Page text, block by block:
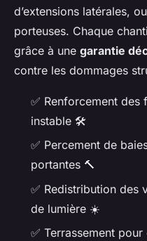
d’extensions latérales,
porteuses. Chaque
grâce à une garantie
contre les dommages
✅ Renforcement
instable 🛠️
✅ Percement de
portantes 🔨
✅ Redistribution des
de lumière ☀️
✅ Terrassement